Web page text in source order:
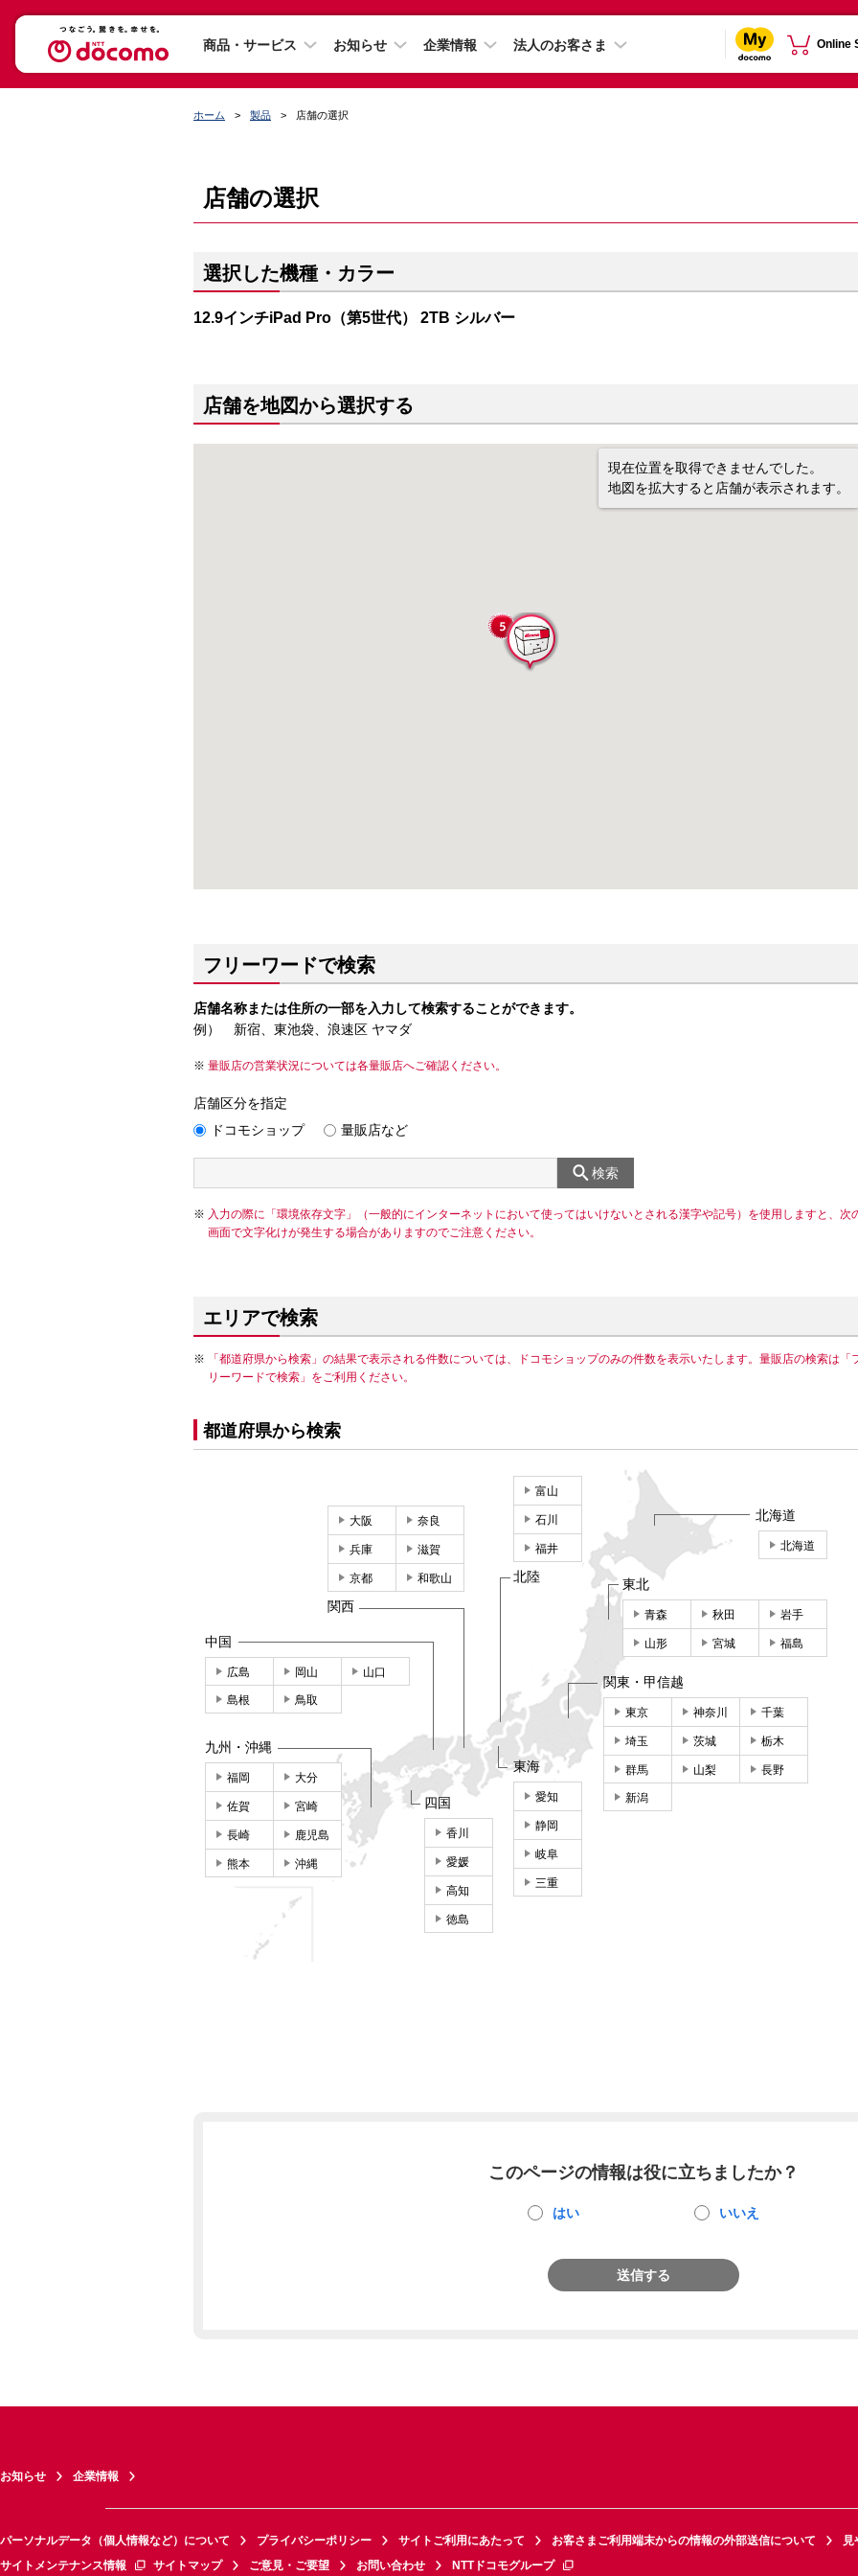
商品・サービス お知らせ 企業情報 法人のお客さま Online
ホーム 製品 店舗の選択
店舗の選択
選択した機種・カラー
12.9インチiPad Pro（第5世代） 2TB シルバー
店舗を地図から選択する
現在位置を取得できませんでした。
地図を拡大すると店舗が表示されます。
フリーワードで検索
店舗名称または住所の一部を入力して検索することができます。
例） 新宿、東池袋、浪速区 ヤマダ
量販店の営業状況については各量販店へご確認ください。
店舗区分を指定
ドコモショップ
量販店など
検索
入力の際に「環境依存文字」（一般的にインターネットにおいて使ってはいけないとされる漢字や記号）を使用しますと、次
画面で文字化けが発生する場合がありますのでご注意ください。
エリアで検索
「都道府県から検索」の結果で表示される件数については、ドコモショップのみの件数を表示いたします。量販店の検索は「
リーワードで検索」をご利用ください。
都道府県から検索
北海道
北海道
東北
青森 秋田 岩手
山形 宮城 福島
関東・甲信越
東京 神奈川 千葉
埼玉 茨城 栃木
群馬 山梨 長野
新潟
東海
愛知
静岡
岐阜
三重
富山
石川
福井
北陸
大阪 奈良
兵庫 滋賀
京都 和歌山
関西
中国
広島 岡山 山口
島根 鳥取
四国
香川
愛媛
高知
徳島
九州・沖縄
福岡 大分
佐賀 宮崎
長崎 鹿児島
熊本 沖縄
このページの情報は役に立ちましたか？
はい いいえ
送信する
お知らせ 企業情報
パーソナルデータ（個人情報など）について プライバシーポリシー サイトご利用にあたって お客さまご利用端末からの情報の外部送信について
見
サイトメンテナンス情報
サイトマップ ご意見・ご要望 お問い合わせ NTTドコモグループ